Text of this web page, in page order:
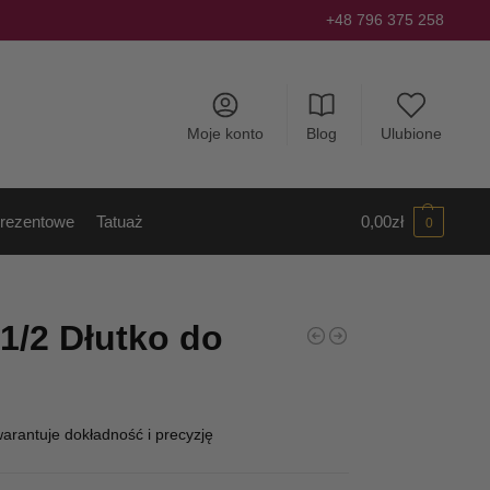
+48 796 375 258
Moje konto Blog Ulubione
Tatuaż 0,00zł 0
2 Dłutko do
dokładność i precyzję